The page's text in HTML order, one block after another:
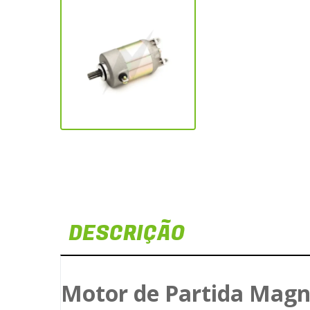
DESCRIÇÃO
Motor de Partida